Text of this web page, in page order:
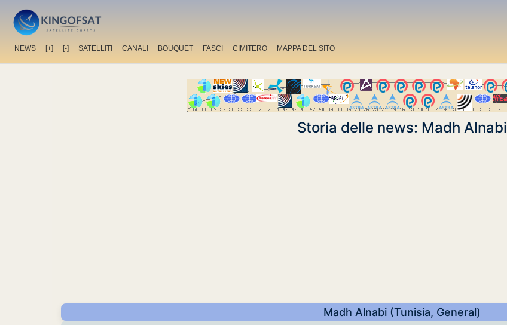
NEWS [+] [-] SATELLITI CANALI BOUQUET FASCI CIMITERO MAPPA DEL SITO
Storia delle news: Madh Alnabi
Madh Alnabi (Tunisia, General)